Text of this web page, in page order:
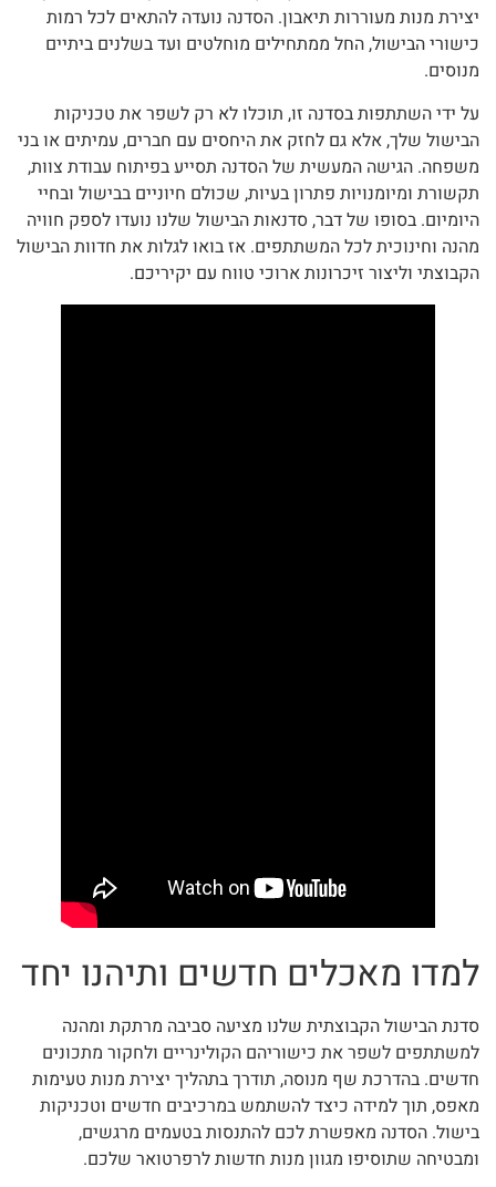
יצירת מנות מעוררות תיאבון. הסדנה נועדה להתאים לכל רמות
כישורי הבישול, החל ממתחילים מוחלטים ועד בשלנים ביתיים
מנוסים.
על ידי השתתפות בסדנה זו, תוכלו לא רק לשפר את טכניקות
הבישול שלך, אלא גם לחזק את היחסים עם חברים, עמיתים או בני
משפחה. הגישה המעשית של הסדנה תסייע בפיתוח עבודת צוות,
תקשורת ומיומנויות פתרון בעיות, שכולם חיוניים בבישול ובחיי
היומיום. בסופו של דבר, סדנאות הבישול שלנו נועדו לספק חוויה
מהנה וחינוכית לכל המשתתפים. אז בואו לגלות את חדוות הבישול
הקבוצתי וליצור זיכרונות ארוכי טווח עם יקיריכם.
למדו מאכלים חדשים ותיהנו יחד
סדנת הבישול הקבוצתית שלנו מציעה סביבה מרתקת ומהנה
למשתתפים לשפר את כישוריהם הקולינריים ולחקור מתכונים
חדשים. בהדרכת שף מנוסה, תודרך בתהליך יצירת מנות טעימות
מאפס, תוך למידה כיצד להשתמש במרכיבים חדשים וטכניקות
בישול. הסדנה מאפשרת לכם להתנסות בטעמים מרגשים,
ומבטיחה שתוסיפו מגוון מנות חדשות לרפרטואר שלכם.